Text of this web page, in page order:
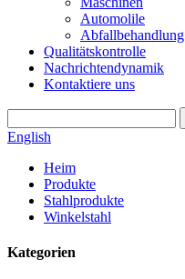
Automolile
Abfallbehandlung
Qualitätskontrolle
Nachrichtendynamik
Kontaktiere uns
English
Heim
Produkte
Stahlprodukte
Winkelstahl
Kategorien